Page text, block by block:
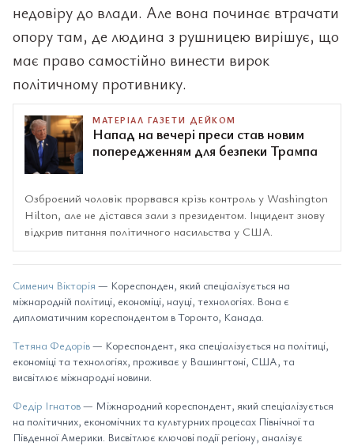
недовіру до влади. Але вона починає втрачати
опору там, де людина з рушницею вирішує, що
має право самостійно винести вирок
політичному противнику.
МАТЕРІАЛ ГАЗЕТИ ДЕЙКОМ
Напад на вечері преси став новим
попередженням для безпеки Трампа
Озброєний чоловік прорвався крізь контроль у Washington
Hilton, але не дістався зали з президентом. Інцидент знову
відкрив питання політичного насильства у США.
Сименич Вікторія — Кореспонден, який спеціалізується на
міжнародній політиці, економіці, науці, технологіях. Вона є
дипломатичним кореспондентом в Торонто, Канада.
Тетяна Федорів— Кореспондент, яка спеціалізується на політиці,
економіці та технологіях, проживає у Вашингтоні, США, та
висвітлює міжнародні новини.
Федір Ігнатов— Міжнародний кореспондент, який спеціалізується
на політичних, економічних та культурних процесах Північної та
Південної Америки. Висвітлює ключові події регіону, аналізує